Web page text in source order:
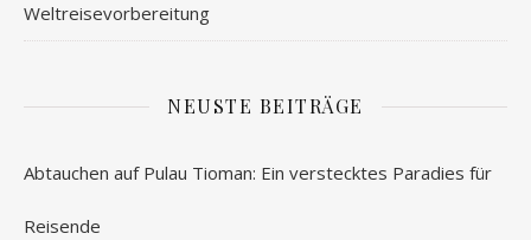
Weltreisevorbereitung
NEUSTE BEITRÄGE
Abtauchen auf Pulau Tioman: Ein verstecktes Paradies für
Reisende